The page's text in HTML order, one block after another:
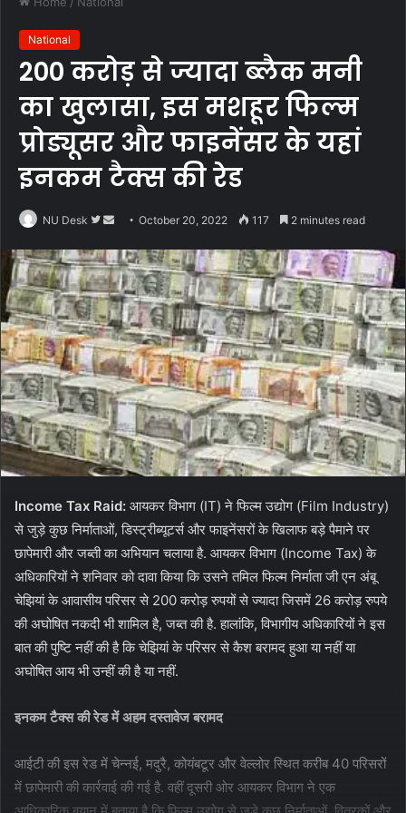
National
200 करोड़ से ज्यादा ब्लैक मनी
का खुलासा, इस मशहूर फिल्म
प्रोड्यूसर और फाइनेंसर के यहां
इनकम टैक्स की रेड
NU Desk
Follow
Twitter
Send
email
October 20, 2022 117 2 minutes read
Income Tax Raid: आयकर विभाग (IT) ने फिल्म उद्योग (Film Industry)
से जुड़े कुछ निर्माताओं, डिस्ट्रीब्यूटर्स और फाइनेंसरों के खिलाफ बड़े पैमाने पर
छापेमारी और जब्ती का अभियान चलाया है. आयकर विभाग (Income Tax) के
अधिकारियों ने शनिवार को दावा किया कि उसने तमिल फिल्म निर्माता जी एन अंबू
चेझियां के आवासीय परिसर से 200 करोड़ रुपयों से ज्यादा जिसमें 26 करोड़ रुपये
की अघोषित नकदी भी शामिल है, जब्त की है. हालांकि, विभागीय अधिकारियों ने इस
बात की पुष्टि नहीं की है कि चेझियां के परिसर से कैश बरामद हुआ या नहीं या
अघोषित आय भी उन्हीं की है या नहीं.
इनकम टैक्स की रेड में अहम दस्तावेज बरामद
आईटी की इस रेड में चेन्नई, मदुरै, कोयंबटूर और वेल्लोर स्थित करीब 40 परिसरों
में छापेमारी की कार्रवाई की गई है. वहीं दूसरी ओर आयकर विभाग ने एक